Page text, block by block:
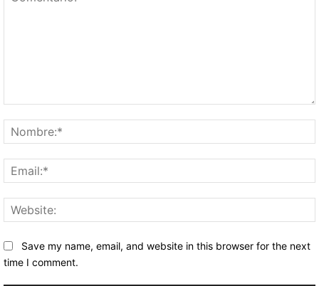
Save my name, email, and website in this browser for the next
time I comment.